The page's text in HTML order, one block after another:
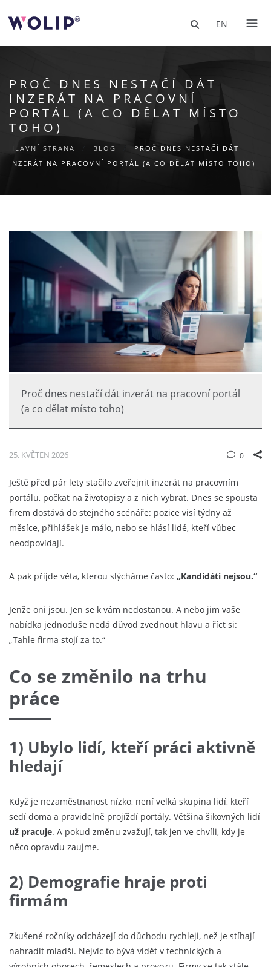
EN
PROČ DNES NESTAČÍ DÁT
INZERÁT NA PRACOVNÍ
PORTÁL (A CO DĚLAT MÍSTO
TOHO)
HLAVNÍ STRANA BLOG
PROČ DNES NESTAČÍ DÁT
INZERÁT NA PRACOVNÍ PORTÁL (A CO DĚLAT MÍSTO TOHO)
Proč dnes nestačí dát inzerát na pracovní portál
(a co dělat místo toho)
0
25. KVĚTEN 2026
Ještě před pár lety stačilo zveřejnit inzerát na pracovním
portálu, počkat na životopisy a z nich vybrat. Dnes se spousta
firem dostává do stejného scénáře: pozice visí týdny až
měsíce, přihlášek je málo, nebo se hlásí lidé, kteří vůbec
neodpovídají.
A pak přijde věta, kterou slýcháme často: „Kandidáti nejsou.“
Jenže oni jsou. Jen se k vám nedostanou. A nebo jim vaše
nabídka jednoduše nedá důvod zvednout hlavu a říct si:
„Tahle firma stojí za to.“
Co se změnilo na trhu
práce
1) Ubylo lidí, kteří práci aktivně
hledají
Když je nezaměstnanost nízko, není velká skupina lidí, kteří
sedí doma a pravidelně projíždí portály. Většina šikovných lidí
už pracuje. A pokud změnu zvažují, tak jen ve chvíli, kdy je
něco opravdu zaujme.
2) Demografie hraje proti
firmám
Zkušené ročníky odcházejí do důchodu rychleji, než je stíhají
nahradit mladší. Nejvíc to bývá vidět v technických a